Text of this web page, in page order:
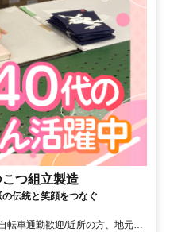
つ組立製造
伝統と笑顔をつなぐ
転車通勤歓迎/近所の方、地元の